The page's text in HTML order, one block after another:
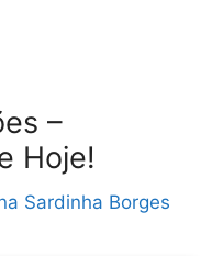
–
Hoje!
Sardinha Borges